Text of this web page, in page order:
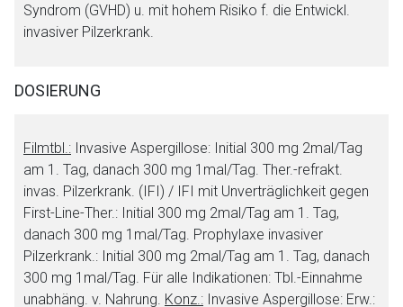
Syndrom (GVHD) u. mit hohem Risiko f. die Entwickl.
invasiver Pilzerkrank.
DOSIERUNG
Filmtbl.: Invasive Aspergillose: Initial 300 mg 2mal/Tag
am 1. Tag, danach 300 mg 1mal/Tag. Ther.-refrakt.
invas. Pilzerkrank. (IFI) / IFI mit Unverträglichkeit gegen
First-Line-Ther.: Initial 300 mg 2mal/Tag am 1. Tag,
danach 300 mg 1mal/Tag. Prophylaxe invasiver
Pilzerkrank.: Initial 300 mg 2mal/Tag am 1. Tag, danach
300 mg 1mal/Tag. Für alle Indikationen: Tbl.-Einnahme
unabhäng. v. Nahrung. Konz.: Invasive Aspergillose: Erw.: